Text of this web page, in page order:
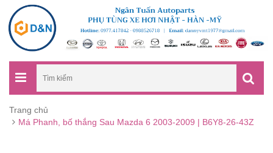
Trang chủ
Má Phanh, bố thắng Sau Mazda 6 2003-2009 | B6Y8-26-43Z